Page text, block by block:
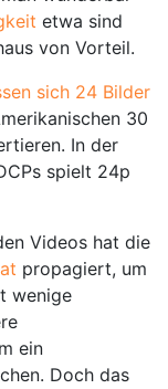
etwa sind
von Vorteil.
sich 24 Bilder
30
In der
spielt 24p
Videos hat die
propagiert, um
wenige
ein
Doch das